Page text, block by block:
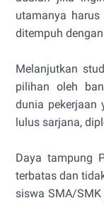
utamanya
ditempuh
Melanjutkan
pilihan oleh
dunia pekerjaan
lulus sarjana,
Daya tampung
terbatas dan
siswa SMA/